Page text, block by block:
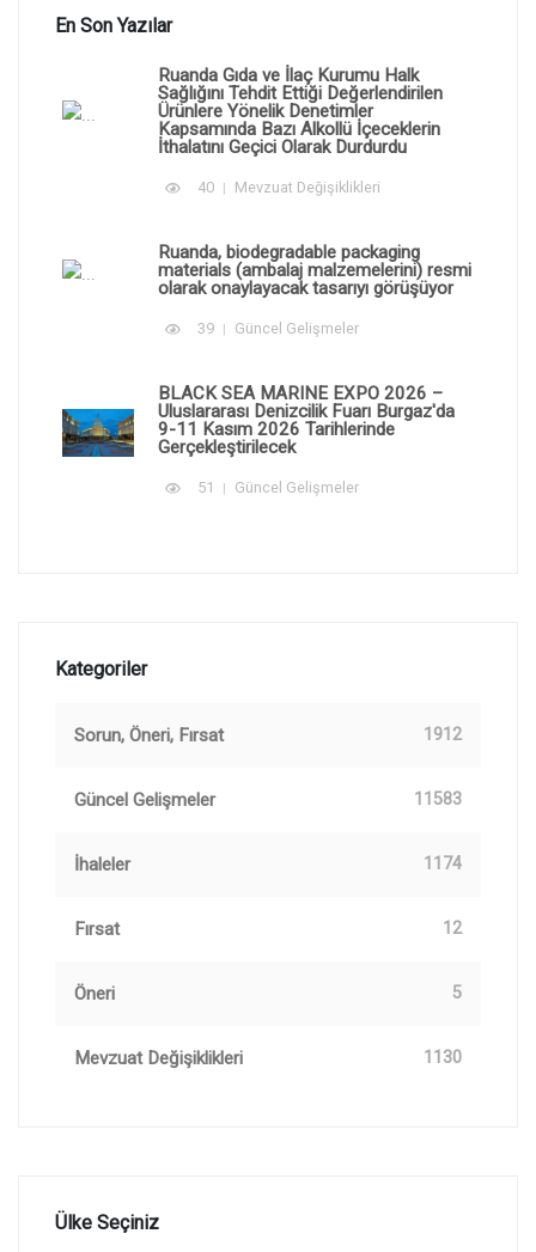
En Son Yazılar
Ruanda Gıda ve İlaç Kurumu Halk
Sağlığını Tehdit Ettiği Değerlendirilen
Ürünlere Yönelik Denetimler
Kapsamında Bazı Alkollü İçeceklerin
İthalatını Geçici Olarak Durdurdu
40 Mevzuat Değişiklikleri
Ruanda, biodegradable packaging
materials (ambalaj malzemelerini) resmi
olarak onaylayacak tasarıyı görüşüyor
39 Güncel Gelişmeler
BLACK SEA MARINE EXPO 2026 –
Uluslararası Denizcilik Fuarı Burgaz'da
9-11 Kasım 2026 Tarihlerinde
Gerçekleştirilecek
51 Güncel Gelişmeler
Kategoriler
Sorun, Öneri, Fırsat 1912
Güncel Gelişmeler 11583
İhaleler 1174
Fırsat 12
Öneri 5
Mevzuat Değişiklikleri 1130
Ülke Seçiniz